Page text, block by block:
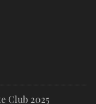
Club 2025